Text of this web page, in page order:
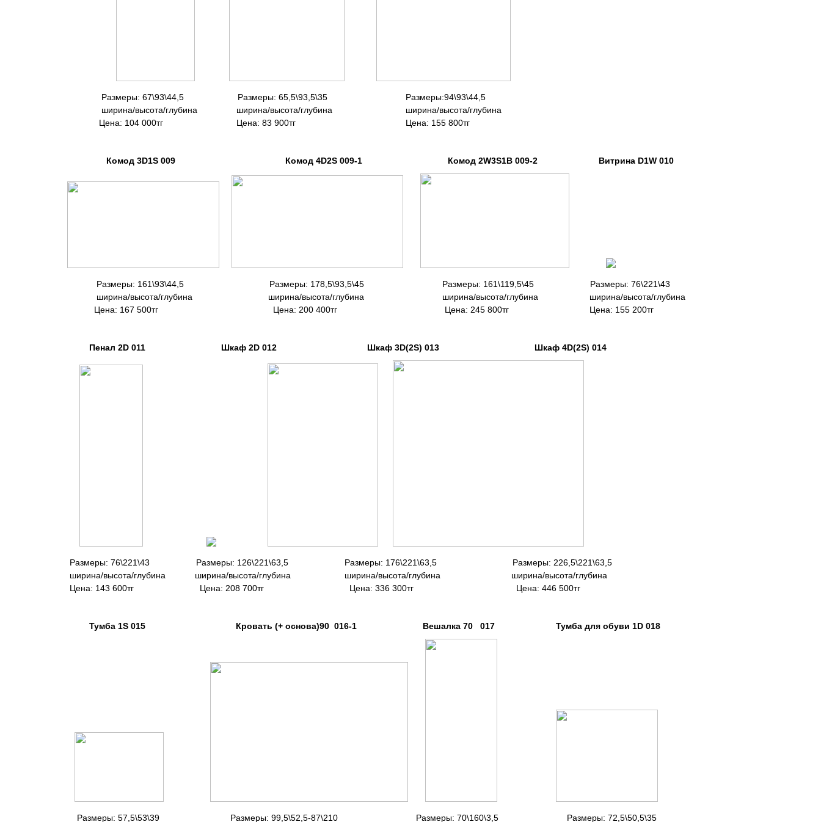
Размеры: 67\93\44,5 Размеры: 65,5\93,5\35
Размеры:94\93\44,5
ширина/высота/глубина ширина/высота/глубина ширина/высота/глубина
Цена: 104 000тг Цена: 83 900тг Цена: 155 800тг
Комод 3D1S 009 Комод 4D2S 009-1 Комод 2W3S1B 009-2 Витрина D1W 010
Размеры: 161\93\44,5 Размеры: 178,5\93,5\45 Размеры: 161\119,5\45
Размеры: 76\221\43
ширина/высота/глубина ширина/высота/глубина ширина/высота/глубина ширина/высота/глубина
Цена: 167 500тг Цена: 200 400тг Цена: 245 800тг Цена: 155 200тг
Пенал 2D 011 Шкаф 2D 012 Шкаф 3D(2S) 013 Шкаф 4D(2S) 014
Размеры: 76\221\43 Размеры: 126\221\63,5 Размеры: 176\221\63,5
Размеры: 226,5\221\63,5
ширина/высота/глубина ширина/высота/глубина ширина/высота/глубина ширина/высота/глубина
Цена: 143 600тг Цена: 208 700тг Цена: 336 300тг Цена: 446 500тг
Тумба 1S 015 Кровать (+ основа)90 016-1 Вешалка 70 017 Тумба для обуви 1D 018
Размеры: 57,5\53\39 Размеры: 99,5\52,5-87\210 Размеры: 70\160\3,5 Размеры: 72,5\50,5\35